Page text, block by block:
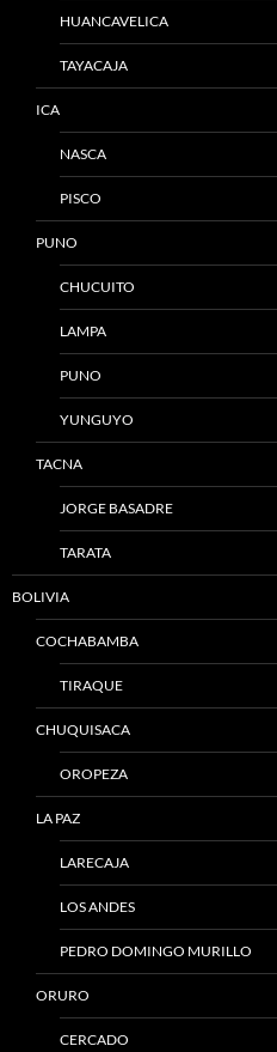
HUANCAVELICA
TAYACAJA
ICA
NASCA
PISCO
PUNO
CHUCUITO
LAMPA
PUNO
YUNGUYO
TACNA
JORGE BASADRE
TARATA
BOLIVIA
COCHABAMBA
TIRAQUE
CHUQUISACA
OROPEZA
LA PAZ
LARECAJA
LOS ANDES
PEDRO DOMINGO MURILLO
ORURO
CERCADO